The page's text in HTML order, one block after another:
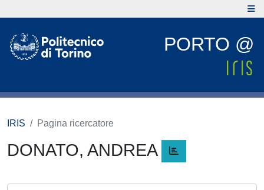
PORTO @
IRIS Pagina ricercatore
DONATO, ANDREA